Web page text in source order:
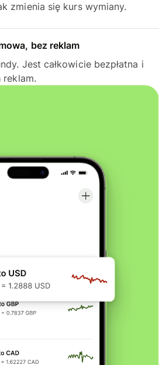
zmienia się kurs wymiany.
bez reklam
Jest całkowicie bezpłatna i